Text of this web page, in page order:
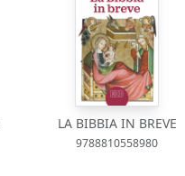
LA BIBBIA IN BREVE
9788810558980